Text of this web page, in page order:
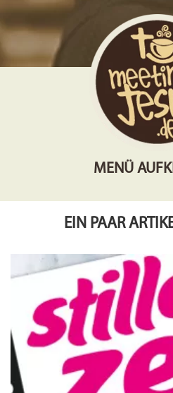
MENÜ
EIN PAAR